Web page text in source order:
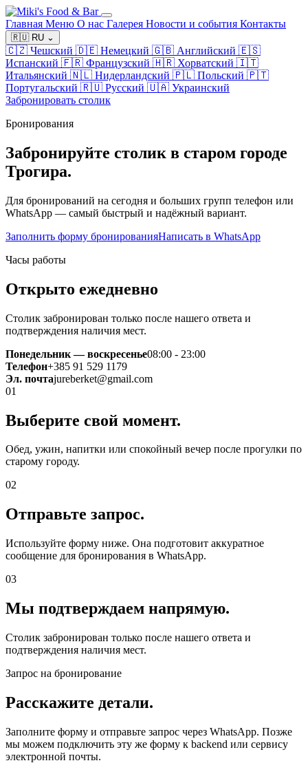
Главная Меню О нас Галерея Новости и события Контакты
🇷🇺 RU ⌄
🇨🇿 Чешский 🇩🇪 Немецкий 🇬🇧 Английский 🇪🇸
Испанский 🇫🇷 Французский 🇭🇷 Хорватский 🇮🇹
Итальянский 🇳🇱 Нидерландский 🇵🇱 Польский 🇵🇹
Португальский 🇷🇺 Русский 🇺🇦 Украинский
Забронировать столик
Бронирования
Забронируйте столик в старом городе
Трогира.
Для бронирований на сегодня и больших групп телефон или
WhatsApp — самый быстрый и надёжный вариант.
Заполнить форму бронированияНаписать в WhatsApp
Часы работы
Открыто ежедневно
Столик забронирован только после нашего ответа и
подтверждения наличия мест.
Понедельник — воскресенье08:00 - 23:00
Телефон+385 91 529 1179
Эл. почтаjureberket@gmail.com
01
Выберите свой момент.
Обед, ужин, напитки или спокойный вечер после прогулки по
старому городу.
02
Отправьте запрос.
Используйте форму ниже. Она подготовит аккуратное
сообщение для бронирования в WhatsApp.
03
Мы подтверждаем напрямую.
Столик забронирован только после нашего ответа и
подтверждения наличия мест.
Запрос на бронирование
Расскажите детали.
Заполните форму и отправьте запрос через WhatsApp. Позже
мы можем подключить эту же форму к backend или сервису
электронной почты.